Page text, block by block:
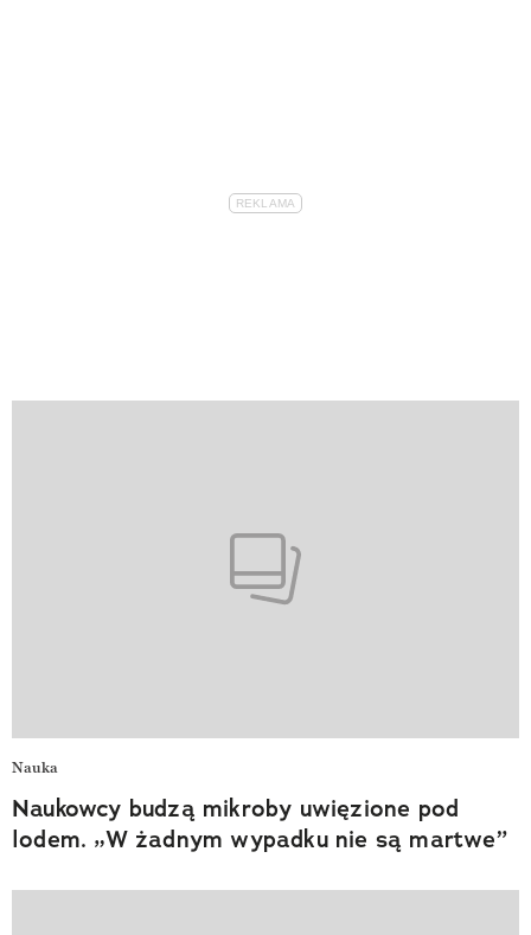
Nauka
Naukowcy budzą mikroby uwięzione pod
lodem. „W żadnym wypadku nie są martwe”